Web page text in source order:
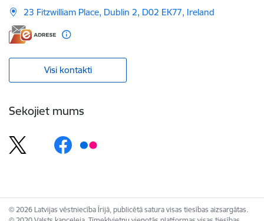
23 Fitzwilliam Place, Dublin 2, D02 EK77, Ireland
Visi kontakti
Sekojiet mums
© 2026 Latvijas vēstniecība Īrijā, publicētā satura visas tiesības aizsargātas.